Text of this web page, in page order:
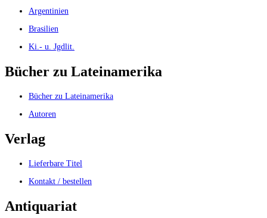
Argentinien
Brasilien
Ki.- u. Jgdlit.
Bücher zu Lateinamerika
Bücher zu Lateinamerika
Autoren
Verlag
Lieferbare Titel
Kontakt / bestellen
Antiquariat